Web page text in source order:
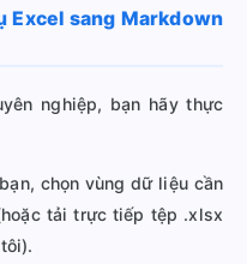
Excel sang Markdown
nghiệp, bạn hãy thực
chọn vùng dữ liệu cần
tải trực tiếp tệp .xlsx